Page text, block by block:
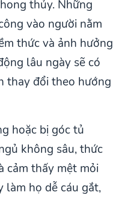
thủy. Những
vào người nằm
thức và ảnh hưởng
lâu ngày sẽ có
thay đổi theo hướng
hoặc bị góc tủ
không sâu, thức
cảm thấy mệt mỏi
làm họ dễ cáu gắt,